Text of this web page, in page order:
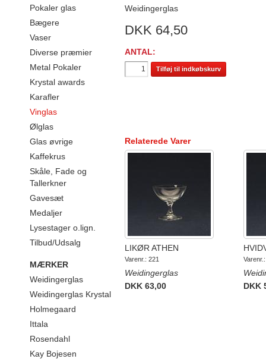
Pokaler glas
Bægere
Vaser
Diverse præmier
Metal Pokaler
Krystal awards
Karafler
Vinglas
Ølglas
Glas øvrige
Kaffekrus
Skåle, Fade og
Tallerkner
Gavesæt
Medaljer
Lysestager o.lign.
Tilbud/Udsalg
MÆRKER
Weidingerglas
Weidingerglas Krystal
Holmegaard
Ittala
Rosendahl
Kay Bojesen
Weidingerglas
DKK 64,50
ANTAL:
Tilføj til indkøbskurv
Relaterede Varer
LIKØR ATHEN
Varenr.: 221
Weidingerglas
DKK 63,00
DKK